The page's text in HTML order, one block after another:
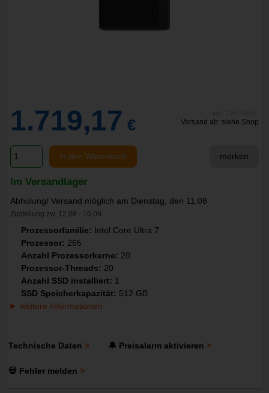
1.719,17 € Versand ab: siehe Shop
in den Warenkorb merken
Im Versandlager
Abholung/ Versand möglich am Dienstag, den 11.08
Zustellung zw. 12.08 - 16.08
Prozessorfamilie: Intel Core Ultra 7
Prozessor: 265
Anzahl Prozessorkerne: 20
Prozessor-Threads: 20
Anzahl SSD installiert: 1
SSD Speicherkapazität: 512 GB
weitere Informationen
Technische Daten 🔔 Preisalarm aktivieren
💀 Fehler melden